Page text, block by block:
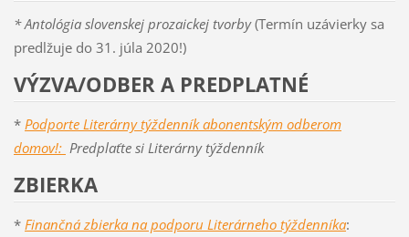
* Antológia slovenskej prozaickej tvorby(Termín uzávierky sa
predlžuje do 31. júla 2020!)
VÝZVA/ODBER A PREDPLATNÉ
* Podporte Literárny týždenník abonentským odberom
domov!: Predplaťte si Literárny týždenník
ZBIERKA
* Finančná zbierka na podporu Literárneho týždenníka: